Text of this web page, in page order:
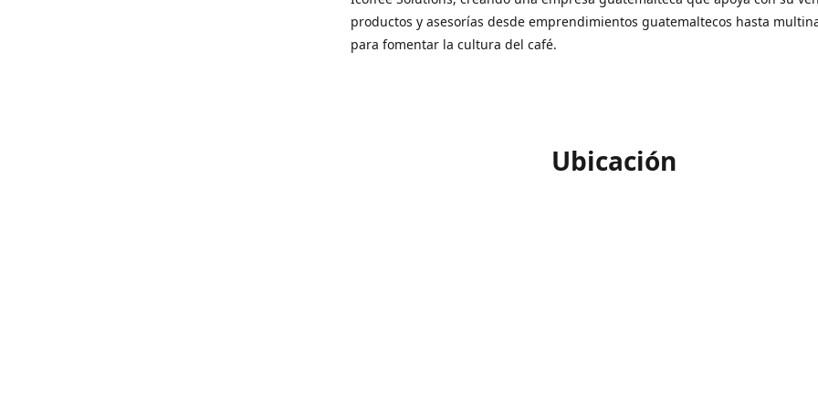
productos y asesorías desde emprendimientos guatemaltecos hasta
para fomentar la cultura del café.
Ubicación